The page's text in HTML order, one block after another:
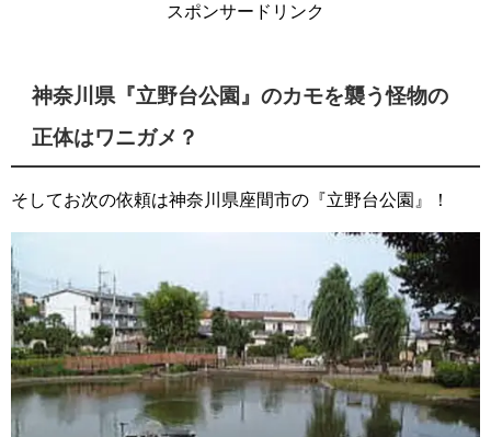
スポンサードリンク
神奈川県『立野台公園』のカモを襲う怪物の
正体はワニガメ？
そしてお次の依頼は神奈川県座間市の『立野台公園』！